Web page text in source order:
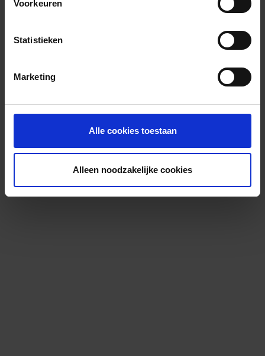
Voorkeuren
Statistieken
Marketing
Alle cookies toestaan
Alleen noodzakelijke cookies